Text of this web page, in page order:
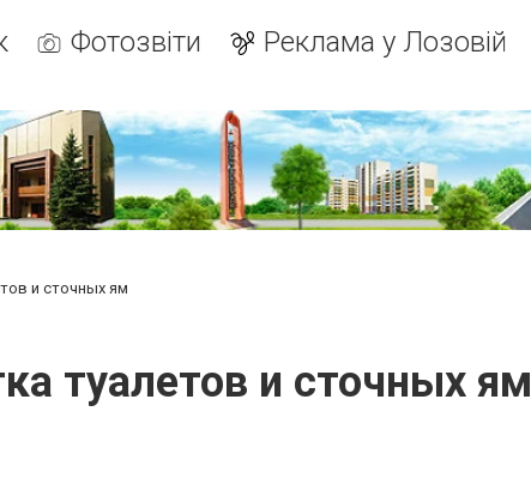
Фотозвіти Реклама у Лозовій
и сточных ям
туалетов и сточных ям